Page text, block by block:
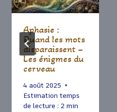
Aphasie :
Quand les mots
disparaissent –
Les énigmes du
cerveau
4 août 2025
Estimation temps
de lecture : 2 min